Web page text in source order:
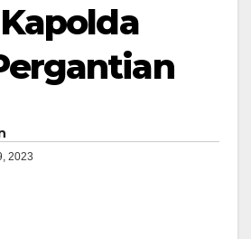
2023